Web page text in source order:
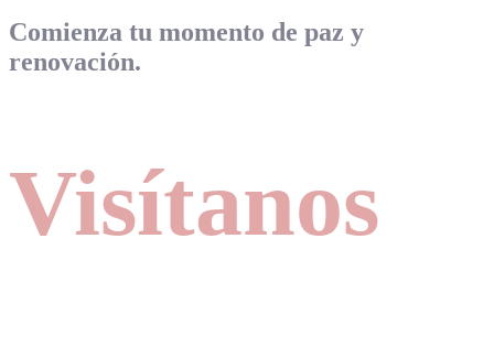
Comienza tu momento de paz y
renovación.
Visítanos